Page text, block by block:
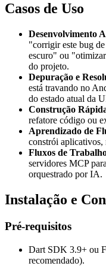
Casos de Uso
Desenvolvimento
"corrigir este bug
escuro" ou
do projeto.
Depuração e
está travando no
do estado atual da
Construção
refatore código ou
Aprendizado de
constrói aplicativos,
Fluxos de
servidores MCP
orquestrado por IA.
Instalação e
Pré-requisitos
Dart SDK 3.9+ ou
recomendado).